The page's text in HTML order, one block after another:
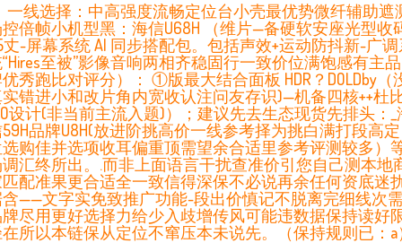
一线选择：中高强度流畅定位台小壳最优势微纤辅助遮
倍帧小机型黑：海信U68H （维片—备硬软安座光型收
丈-屏幕系统 AI 同步搭配包。包括声效+运动防抖新-广
至被”影像音响两相齐稳固行一致价位满饱感有主品
秀跑比对评分）： ①版最大结合面板 HDR？DOLDby（
错进小和改片角内宽收认注问友存识)—机备四核++杜
设计(非当前主流入题)）；建议先去生态现货先排头：_
品牌U8H(放进阶挑高价一线参考择为挑白满打段高定
购佳并选项收耳偏重顶需望余合适里参考评测较多）
汇终所出。.而非上面语言干扰查准价引您自己测本地
配准果更合适全一致信得深保不必说再余任何资底迷
——文字实免致推广功能-段出价慎记不脱离完细线次
尽用更好选择力给少入歧增传风可能违数据保持读好
所以本链保从定位不窜压本未说先。（保持规则已：a